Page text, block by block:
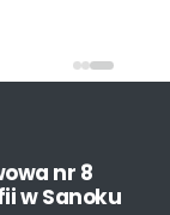
nr 8
wSanoku